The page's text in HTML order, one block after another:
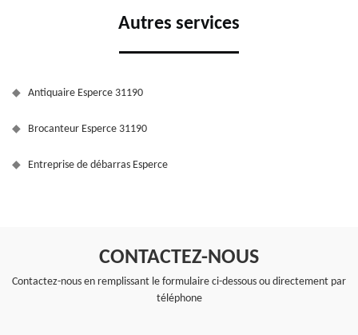
Autres services
Antiquaire Esperce 31190
Brocanteur Esperce 31190
Entreprise de débarras Esperce
CONTACTEZ-NOUS
Contactez-nous en remplissant le formulaire ci-dessous ou directement par
téléphone